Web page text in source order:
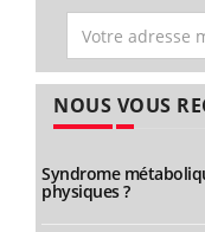
NOUS VOUS
Syndrome
physiques ?